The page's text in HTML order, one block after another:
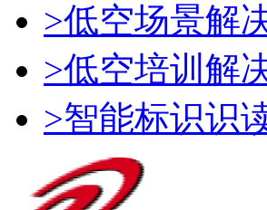
>低空场景解
>低空培训解
>智能标识识